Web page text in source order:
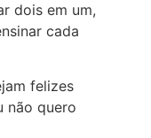
dois em um,
cada
felizes
não quero